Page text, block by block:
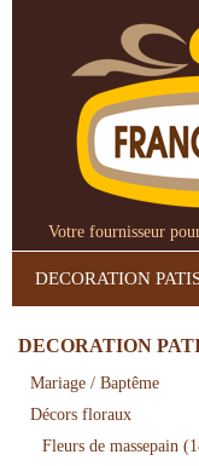
Votre fournisseur
DECORATION
DECORATION
Mariage / Baptême
Décors floraux
Fleurs de massepain